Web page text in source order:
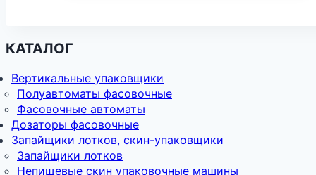
КАТАЛОГ
Вертикальные упаковщики
Полуавтоматы фасовочные
Фасовочные автоматы
Дозаторы фасовочные
Запайщики лотков, скин-упаковщики
Запайщики лотков
Непищевые скин упаковочные машины